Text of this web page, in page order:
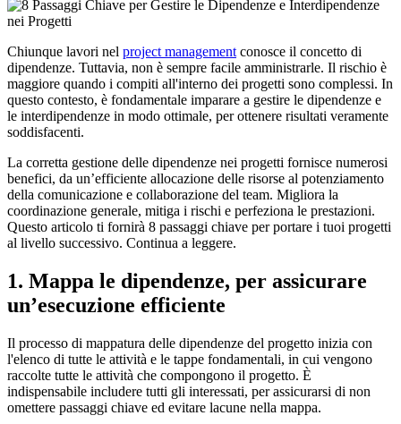
Chiunque lavori nel project managementconosce il concetto di
dipendenze. Tuttavia, non è sempre facile amministrarle. Il rischio è
maggiore quando i compiti all'interno dei progetti sono complessi. In
questo contesto, è fondamentale imparare a gestire le dipendenze e
le interdipendenze in modo ottimale, per ottenere risultati veramente
soddisfacenti.
La corretta gestione delle dipendenze nei progetti fornisce numerosi
benefici, da un’efficiente allocazione delle risorse al potenziamento
della comunicazione e collaborazione del team. Migliora la
coordinazione generale, mitiga i rischi e perfeziona le prestazioni.
Questo articolo ti fornirà 8 passaggi chiave per portare i tuoi progetti
al livello successivo. Continua a leggere.
1. Mappa le dipendenze, per assicurare
un’esecuzione efficiente
Il processo di mappatura delle dipendenze del progetto inizia con
l'elenco di tutte le attività e le tappe fondamentali, in cui vengono
raccolte tutte le attività che compongono il progetto. È
indispensabile includere tutti gli interessati, per assicurarsi di non
omettere passaggi chiave ed evitare lacune nella mappa.